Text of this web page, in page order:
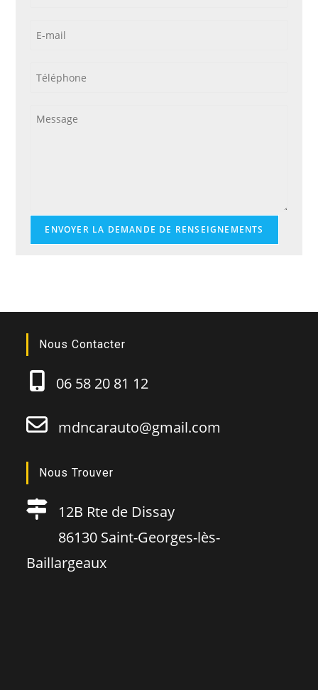
ENVOYER LA DEMANDE DE RENSEIGNEMENTS
Nous Contacter
06 58 20 81 12
mdncarauto@gmail.com
Nous Trouver
12B Rte de Dissay
86130 Saint-Georges-lès-
Baillargeaux